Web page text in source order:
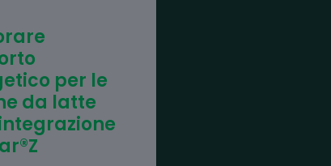
per le
da latte